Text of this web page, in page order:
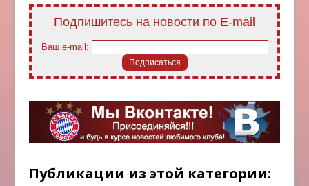
Подпишитесь на новости по E-mail
Ваш e-mail:
Публикации из этой категории: